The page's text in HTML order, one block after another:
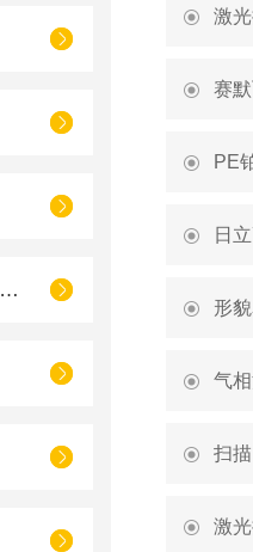
紫外可见分光光光度计UV1050
激
赛
PE
日
形
气
扫
激